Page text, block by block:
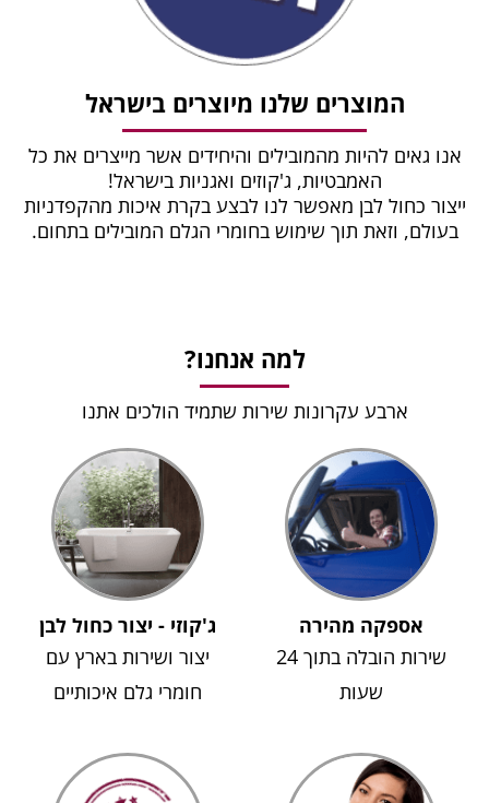
המוצרים שלנו מיוצרים בישראל
אנו גאים להיות מהמובילים והיחידים אשר מייצרים את כל
האמבטיות, ג'קוזים ואגניות בישראל!
ייצור כחול לבן מאפשר לנו לבצע בקרת איכות מהקפדניות
בעולם, וזאת תוך שימוש בחומרי הגלם המובילים בתחום.
למה אנחנו?
ארבע עקרונות שירות שתמיד הולכים אתנו
אספקה מהירה
שירות הובלה בתוך 24
שעות
ג'קוזי - יצור כחול לבן
יצור ושירות בארץ עם
חומרי גלם איכותיים